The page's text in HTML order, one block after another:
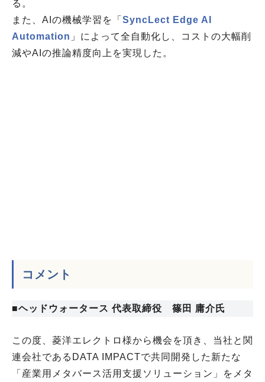
る。
また、AIの機械学習を「 SyncLect Edge AI
Automation 」によって全自動化し、コストの大幅削
減やAIの推論精度向上を実現した。
コメント
■ヘッドウォータース 代表取締役 篠田 庸介氏
この度、菱洋エレクトロ様から機会を頂き、当社と関
連会社であるDATA IMPACTで共同開発した新たな
「産業用メタバース活用支援ソリューション」をメタ